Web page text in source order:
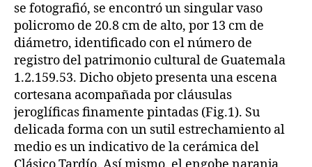
se fotografió, se encontró un singular vaso
policromo de 20.8 cm de alto, por 13 cm de
diámetro, identificado con el número de
registro del patrimonio cultural de Guatemala
1.2.159.53. Dicho objeto presenta una escena
cortesana acompañada por cláusulas
jeroglíficas finamente pintadas (Fig.1). Su
delicada forma con un sutil estrechamiento al
medio es un indicativo de la cerámica del